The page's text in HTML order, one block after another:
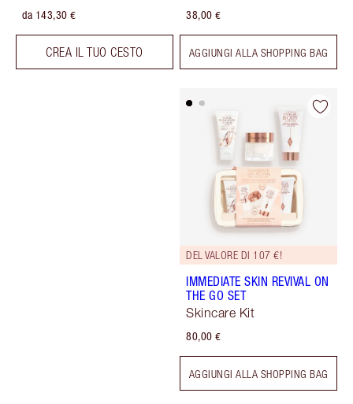
da 143,30 €
CREA IL TUO CESTO
38,00 €
AGGIUNGI ALLA SHOPPING BAG
DEL VALORE DI 107 €!
IMMEDIATE SKIN REVIVAL ON
THE GO SET
Skincare Kit
80,00 €
AGGIUNGI ALLA SHOPPING BAG